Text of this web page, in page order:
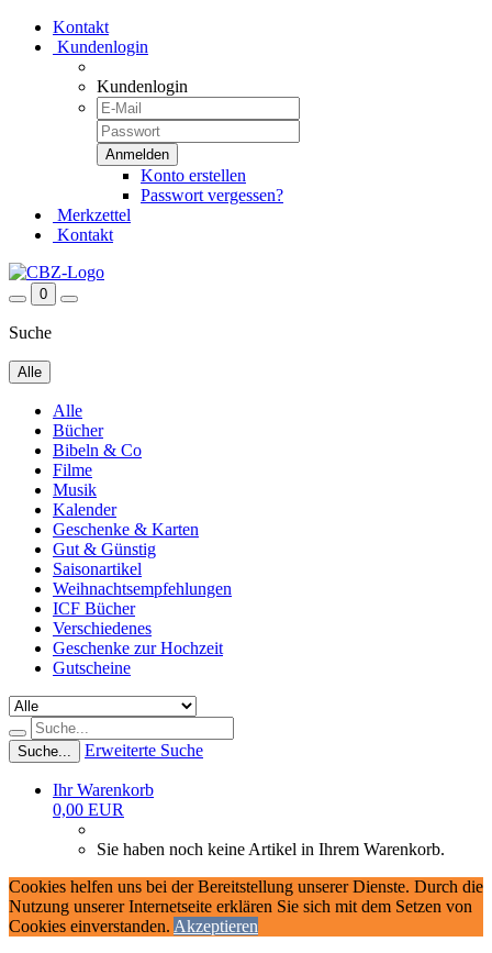
Kontakt
Kundenlogin
Kundenlogin
Konto erstellen
Passwort vergessen?
Merkzettel
Kontakt
0
Suche
Alle
Alle
Bücher
Bibeln & Co
Filme
Musik
Kalender
Geschenke & Karten
Gut & Günstig
Saisonartikel
Weihnachtsempfehlungen
ICF Bücher
Verschiedenes
Geschenke zur Hochzeit
Gutscheine
Suche... Erweiterte Suche
Ihr Warenkorb
0,00 EUR
Sie haben noch keine Artikel in Ihrem Warenkorb.
Cookies helfen uns bei der Bereitstellung unserer Dienste. Durch die
Nutzung unserer Internetseite erklären Sie sich mit dem Setzen von
Cookies einverstanden. Akzeptieren